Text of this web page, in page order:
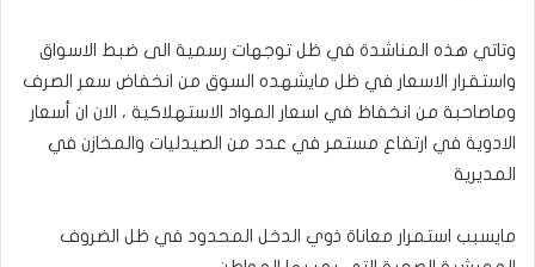
وتاتي هذه المناشدة في ظل توجهات رسمية الى ضبط الاسواق
واستقرار الاسعار في ظل مايشهده السوق من انخفاض سعر الصرف
وماصاحبة من انخفاظ في اسعار المواد الاستهلاكية ، الان ان أسعار
الادوية في ارتفاع مستمر في عدد من الصيدليات والمخازن في
المديرية
مايسبب استمرار معاناة ذوي الدخل المحدود في ظل الضروف